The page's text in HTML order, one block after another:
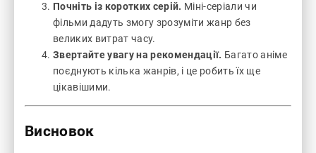
Почніть із коротких серій. Міні-серіали чи
фільми дадуть змогу зрозуміти жанр без
великих витрат часу.
Звертайте увагу на рекомендації. Багато аніме
поєднують кілька жанрів, і це робить їх ще
цікавішими.
Висновок